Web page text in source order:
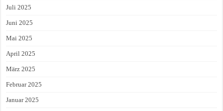
Juli 2025
Juni 2025
Mai 2025
April 2025
März 2025
Februar 2025
Januar 2025